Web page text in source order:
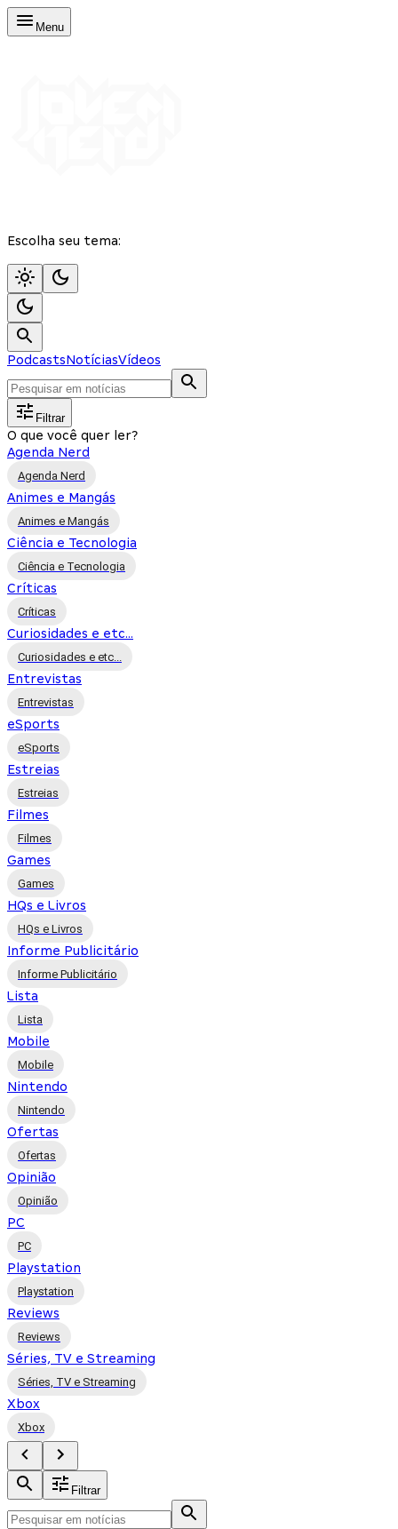
Menu
Escolha seu tema:
PodcastsNotíciasVídeos
Filtrar
O que você quer ler?
Agenda Nerd
Agenda Nerd
Animes e Mangás
Animes e Mangás
Ciência e Tecnologia
Ciência e Tecnologia
Críticas
Críticas
Curiosidades e etc...
Curiosidades e etc...
Entrevistas
Entrevistas
eSports
eSports
Estreias
Estreias
Filmes
Filmes
Games
Games
HQs e Livros
HQs e Livros
Informe Publicitário
Informe Publicitário
Lista
Lista
Mobile
Mobile
Nintendo
Nintendo
Ofertas
Ofertas
Opinião
Opinião
PC
PC
Playstation
Playstation
Reviews
Reviews
Séries, TV e Streaming
Séries, TV e Streaming
Xbox
Xbox
Filtrar